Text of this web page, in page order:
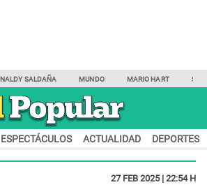
NALDY SALDAÑA MUNDO MARIO HART
ESPECTÁCULOS ACTUALIDAD DEPORTES
27 FEB 2025 | 22:54 H